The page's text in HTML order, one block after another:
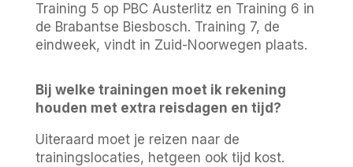
Training 5 op PBC Austerlitz en Training 6 in
de Brabantse Biesbosch. Training 7, de
eindweek, vindt in Zuid-Noorwegen plaats.
Bij welke trainingen moet ik rekening
houden met extra reisdagen en tijd?
Uiteraard moet je reizen naar de
trainingslocaties, hetgeen ook tijd kost.